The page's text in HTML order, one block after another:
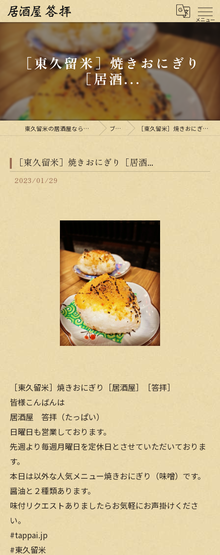
［東久留米］焼きおにぎり
［居酒...
東久留米の居酒屋なら居酒屋 答拝 ブログ ［東久留米］焼きおにぎり［居酒...
［東久留米］焼きおにぎり［居酒...
2023/01/29
［東久留米］焼きおにぎり［居酒屋］［答拝］
皆様こんばんは
居酒屋 答拝（たっぱい）
日曜日も営業しております。
先週より毎週月曜日を定休日とさせていただいておりま
す。
本日は以外な人気メニュー焼きおにぎり（味噌）です。
醤油と２種類あります。
味付リクエストありましたらお気軽にお声掛けくださ
い。
#tappai.jp
#東久留米